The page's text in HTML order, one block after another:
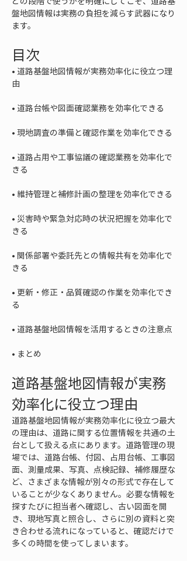
盤地図情報は実務の負担を減らす武器になり
ます。
目次
• 道路基盤地図情報が実務効率化に役立つ理
•
•
• 道路占用や工事協議の確認業務を効率化で
•
• 災害時や緊急対応時の状況把握を効率化で
• 関係部署や委託先との情報共有を効率化で
• 更新・修正・品質確認の作業を効率化でき
•
• まとめ
道路基盤地図情報が実務
効率化に役立つ理由
道路基盤地図情報が実務効率化に役立つ最大
の理由は、道路に関する位置情報を共通の土
台として扱える点にあります。道路管理の現
場では、道路台帳、付図、占用台帳、工事図
面、測量成果、写真、点検記録、補修履歴な
ど、さまざまな情報が別々の形式で存在して
いることが少なくありません。必要な情報を
探すたびに担当者へ確認し、古い図面を開
き、現地写真と照合し、さらに別の資料と突
き合わせる流れになっていると、確認だけで
多くの時間を使ってしまいます。